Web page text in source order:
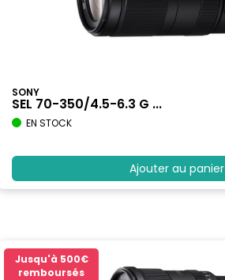
SONY
SEL 70-350/4.5-6.3 G ...
EN STOCK
Ajouter au panier
Jusqu'à 500€
remboursés